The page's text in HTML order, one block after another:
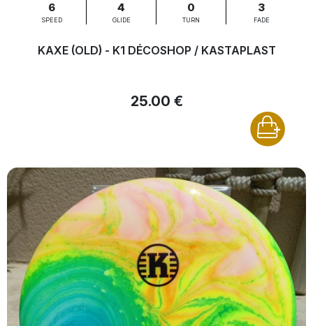
6
SPEED
4
GLIDE
0
TURN
3
FADE
KAXE (OLD) - K1 DÉCOSHOP / KASTAPLAST
25.00 €